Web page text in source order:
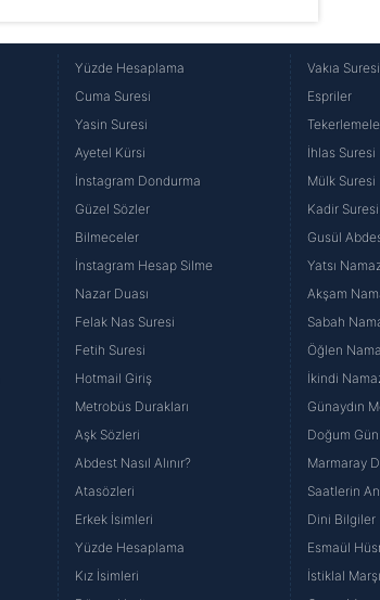
Yüzde Hesaplama
Cuma Suresi
Yasin Suresi
Ayetel Kürsi
İnstagram Dondurma
Güzel Sözler
Bilmeceler
İnstagram Hesap Silme
Nazar Duası
Felak Nas Suresi
Fetih Suresi
Hotmail Giriş
Metrobüs Durakları
Aşk Sözleri
Abdest Nasıl Alınır?
Atasözleri
Erkek İsimleri
Yüzde Hesaplama
Kız İsimleri
Vakıa Suresi
Espriler
İhlas Suresi
Mülk Suresi
Kadir Suresi
Gusül
Yatsı
Akşam
Sabah
Öğlen
İkindi
Günaydın
Doğum
Marmaray
Saatlerin
Dini Bilgiler
Esmaül
İstiklal